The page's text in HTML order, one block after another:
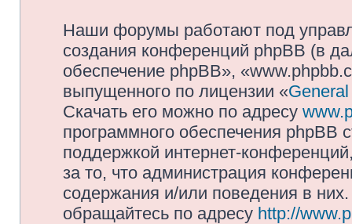
Наши форумы работают под
создания конференций phpBB (в
обеспечение phpBB»,
выпущенного по лицензии «
Скачать его можно по адресу
программного обеспечения phpBB
поддержкой интернет-
за то, что администрация
содержания и/или поведения в
обращайтесь по адресу http://